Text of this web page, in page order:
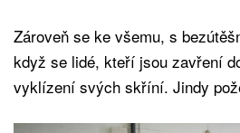
Zároveň se ke všemu, s
když se lidé, kteří jsou zavření
vyklízení svých skříní. Jindy